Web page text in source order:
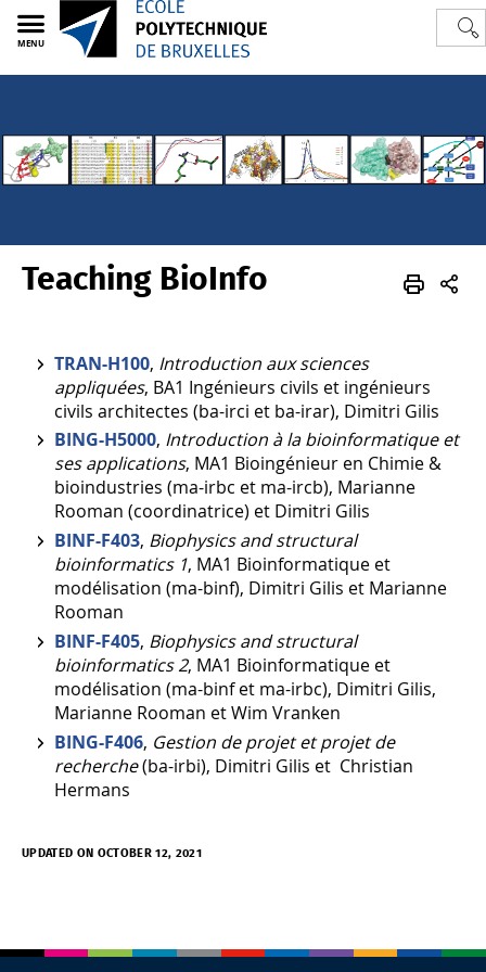
MENU
Polytech 3BIO BioInfo Teaching
Teaching BioInfo
TRAN-H100, Introduction aux sciences
appliquées, BA1 Ingénieurs civils et ingénieurs
civils architectes (ba-irci et ba-irar), Dimitri Gilis
BING-H5000, Introduction à la bioinformatique et
ses applications, MA1 Bioingénieur en Chimie &
bioindustries (ma-irbc et ma-ircb), Marianne
Rooman (coordinatrice) et Dimitri Gilis
BINF-F403, Biophysics and structural
bioinformatics 1, MA1 Bioinformatique et
modélisation (ma-binf), Dimitri Gilis et Marianne
Rooman
BINF-F405, Biophysics and structural
bioinformatics 2, MA1 Bioinformatique et
modélisation (ma-binfet ma-irbc), Dimitri Gilis,
Marianne Rooman et Wim Vranken
BING-F406, Gestion de projet et projet de
recherche(ba-irbi), Dimitri Gilis et Christian
Hermans
UPDATED ON OCTOBER 12, 2021